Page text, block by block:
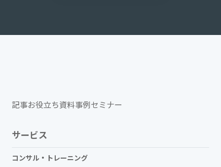
記事お役立ち資料事例セミナー
サービス
コンサル・トレーニング